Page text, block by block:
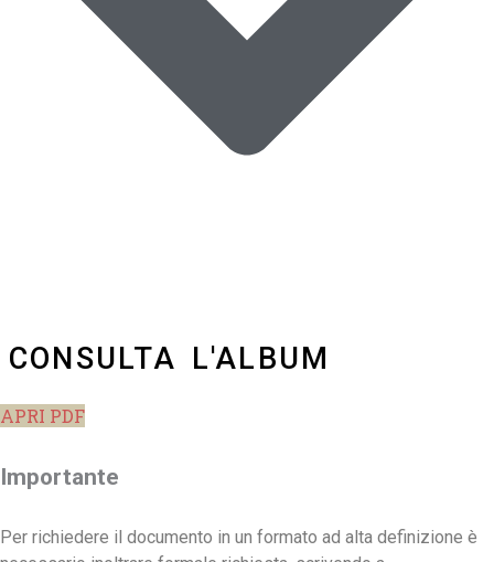
CONSULTA L'ALBUM
APRI PDF
Importante
Per richiedere il documento in un formato ad alta definizione è